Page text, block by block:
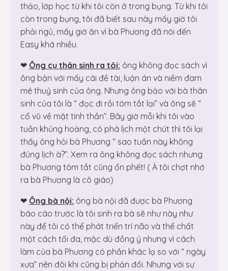
thảo, lớp học từ khi tôi còn ở trong bụng. Từ khi tôi
còn trong bụng, tôi đã biết sau này mấy giờ tôi
phải ngủ, mấy giờ ăn vì bà Phương đã nói đến
Easy khá nhiều.
❤ Ông cụ thân sinh ra tôi: ông không đọc sách vì
ông bận với mấy cái đề tài, luận án và niềm đam
mê thuỷ sinh của ông. Nhưng ông bảo với bà thân
sinh của tôi là “ đọc đi rồi tóm tắt lại” và ông sẽ “
cổ vũ về mặt tinh thần”. Bây giờ mỗi khi tôi vào
tuần khủng hoảng, có phá lịch một chút thì tôi lại
thấy ông hỏi bà Phương “ sao tuần này không
đúng lịch à?”. Xem ra ông không đọc sách nhưng
bà Phương tóm tắt cũng ổn phết! ( À tôi chợt nhớ
ra bà Phương là cô giáo)
❤ Ông bà nội: ông bà nội đã được bà Phương
báo cáo trước là tôi sinh ra bà sẽ như này như
này để tôi có thể phát triển trí não và thể chất
một cách tối đa, mặc dù đồng ý nhưng vì cách
làm của bà Phương có phần khác lạ so với “ ngày
xưa” nên đôi khi cũng bị phản đối. Nhưng với sự